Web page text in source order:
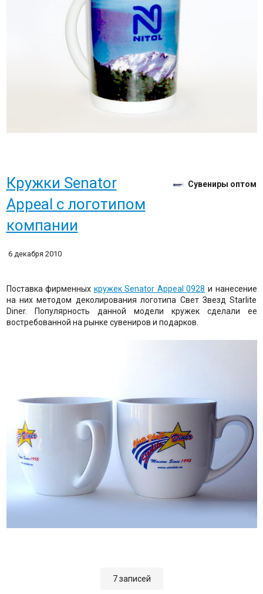
Кружки Senator
Appeal с логотипом
компании
Сувениры оптом
6 декабря 2010
Поставка фирменных кружек Senator Appeal 0928 и нанесение
на них методом деколирования логотипа Свет Звезд Starlite
Diner. Популярность данной модели кружек сделали ее
востребованной на рынке сувениров и подарков.
7 записей